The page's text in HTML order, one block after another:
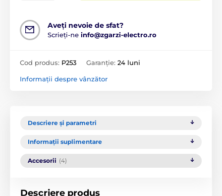
Aveți nevoie de sfat?
Scrieți-ne info@zgarzi-electro.ro
Cod produs: P253 Garanție: 24 luni
Informații despre vânzător
Descriere și parametri
Informații suplimentare
Accesorii (4)
Descriere produs